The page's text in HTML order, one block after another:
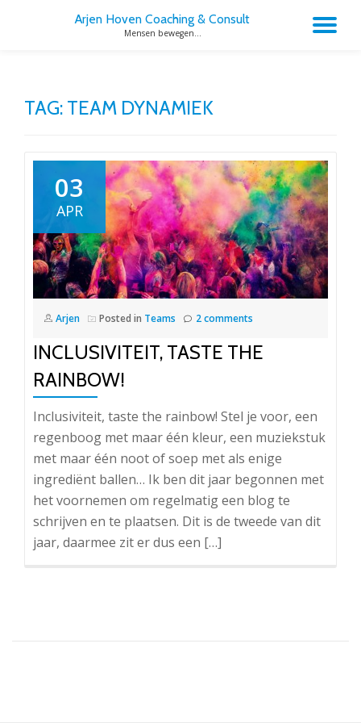
Arjen Hoven Coaching & Consult
Mensen bewegen...
TAG: TEAM DYNAMIEK
03
APR
Arjen Posted in Teams 2 comments
INCLUSIVITEIT, TASTE THE
RAINBOW!
Inclusiviteit, taste the rainbow! Stel je voor, een
regenboog met maar één kleur, een muziekstuk
met maar één noot of soep met als enige
ingrediënt ballen… Ik ben dit jaar begonnen met
het voornemen om regelmatig een blog te
schrijven en te plaatsen. Dit is de tweede van dit
jaar, daarmee zit er dus een […]